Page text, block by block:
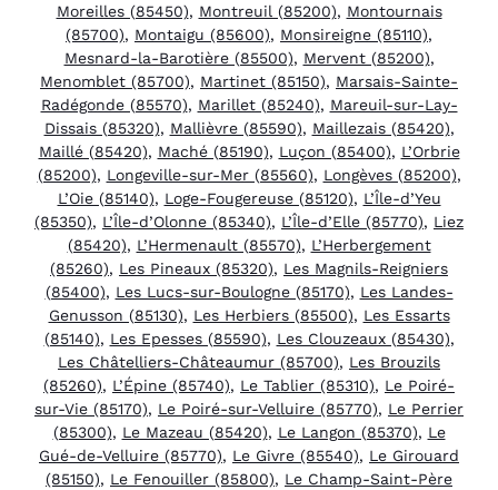
Moreilles (85450), Montreuil (85200), Montournais
(85700), Montaigu (85600), Monsireigne (85110),
Mesnard-la-Barotière (85500), Mervent (85200),
Menomblet (85700), Martinet (85150), Marsais-Sainte-
Radégonde (85570), Marillet (85240), Mareuil-sur-Lay-
Dissais (85320), Mallièvre (85590), Maillezais (85420),
Maillé (85420), Maché (85190), Luçon (85400), L’Orbrie
(85200), Longeville-sur-Mer (85560), Longèves (85200),
L’Oie (85140), Loge-Fougereuse (85120), L’Île-d’Yeu
(85350), L’Île-d’Olonne (85340), L’Île-d’Elle (85770), Liez
(85420), L’Hermenault (85570), L’Herbergement
(85260), Les Pineaux (85320), Les Magnils-Reigniers
(85400), Les Lucs-sur-Boulogne (85170), Les Landes-
Genusson (85130), Les Herbiers (85500), Les Essarts
(85140), Les Epesses (85590), Les Clouzeaux (85430),
Les Châtelliers-Châteaumur (85700), Les Brouzils
(85260), L’Épine (85740), Le Tablier (85310), Le Poiré-
sur-Vie (85170), Le Poiré-sur-Velluire (85770), Le Perrier
(85300), Le Mazeau (85420), Le Langon (85370), Le
Gué-de-Velluire (85770), Le Givre (85540), Le Girouard
(85150), Le Fenouiller (85800), Le Champ-Saint-Père